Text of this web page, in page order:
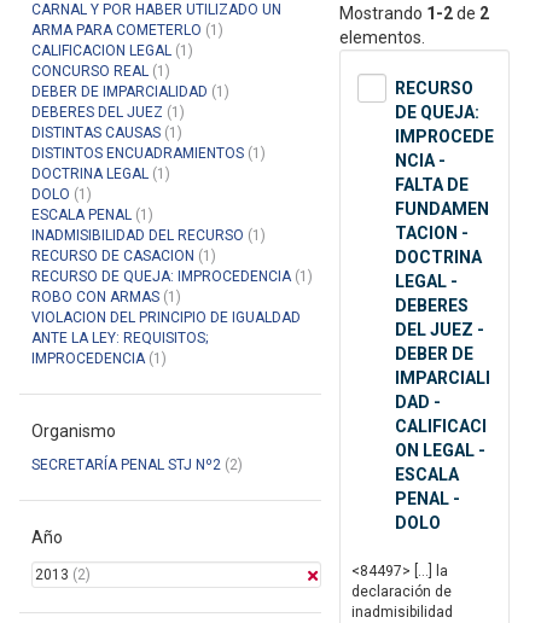
CARNAL Y POR HABER UTILIZADO UN
ARMA PARA COMETERLO (1)
CALIFICACION LEGAL (1)
CONCURSO REAL (1)
DEBER DE IMPARCIALIDAD (1)
DEBERES DEL JUEZ (1)
DISTINTAS CAUSAS (1)
DISTINTOS ENCUADRAMIENTOS (1)
DOCTRINA LEGAL (1)
DOLO (1)
ESCALA PENAL (1)
INADMISIBILIDAD DEL RECURSO (1)
RECURSO DE CASACION (1)
RECURSO DE QUEJA: IMPROCEDENCIA(1)
ROBO CON ARMAS (1)
VIOLACION DEL PRINCIPIO DE IGUALDAD
ANTE LA LEY: REQUISITOS;
IMPROCEDENCIA(1)
Organismo
SECRETARÍA PENAL STJ Nº2 (2)
Año
2013 (2)
Mostrando 1-2de 2
elementos.
RECURSO
DE QUEJA:
IMPROCEDE
NCIA -
FALTA DE
FUNDAMEN
TACION -
DOCTRINA
LEGAL -
DEBERES
DEL JUEZ -
DEBER DE
IMPARCIALI
DAD -
CALIFICACI
ON LEGAL -
ESCALA
PENAL -
DOLO
<84497> […] la
declaración de
inadmisibilidad